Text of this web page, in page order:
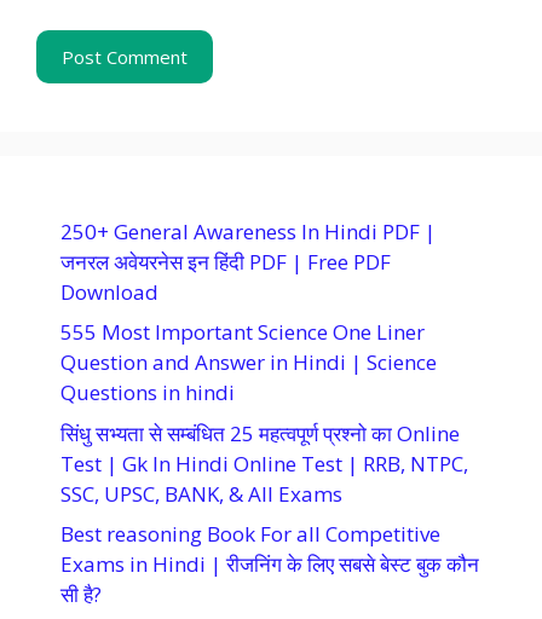
250+ General Awareness In Hindi PDF |
जनरल अवेयरनेस इन हिंदी PDF | Free PDF
Download
555 Most Important Science One Liner
Question and Answer in Hindi | Science
Questions in hindi
सिंधु सभ्यता से सम्बंधित 25 महत्वपूर्ण प्रश्नो का Online
Test | Gk In Hindi Online Test | RRB, NTPC,
SSC, UPSC, BANK, & All Exams
Best reasoning Book For all Competitive
Exams in Hindi | रीजनिंग के लिए सबसे बेस्ट बुक कौन
सी है?